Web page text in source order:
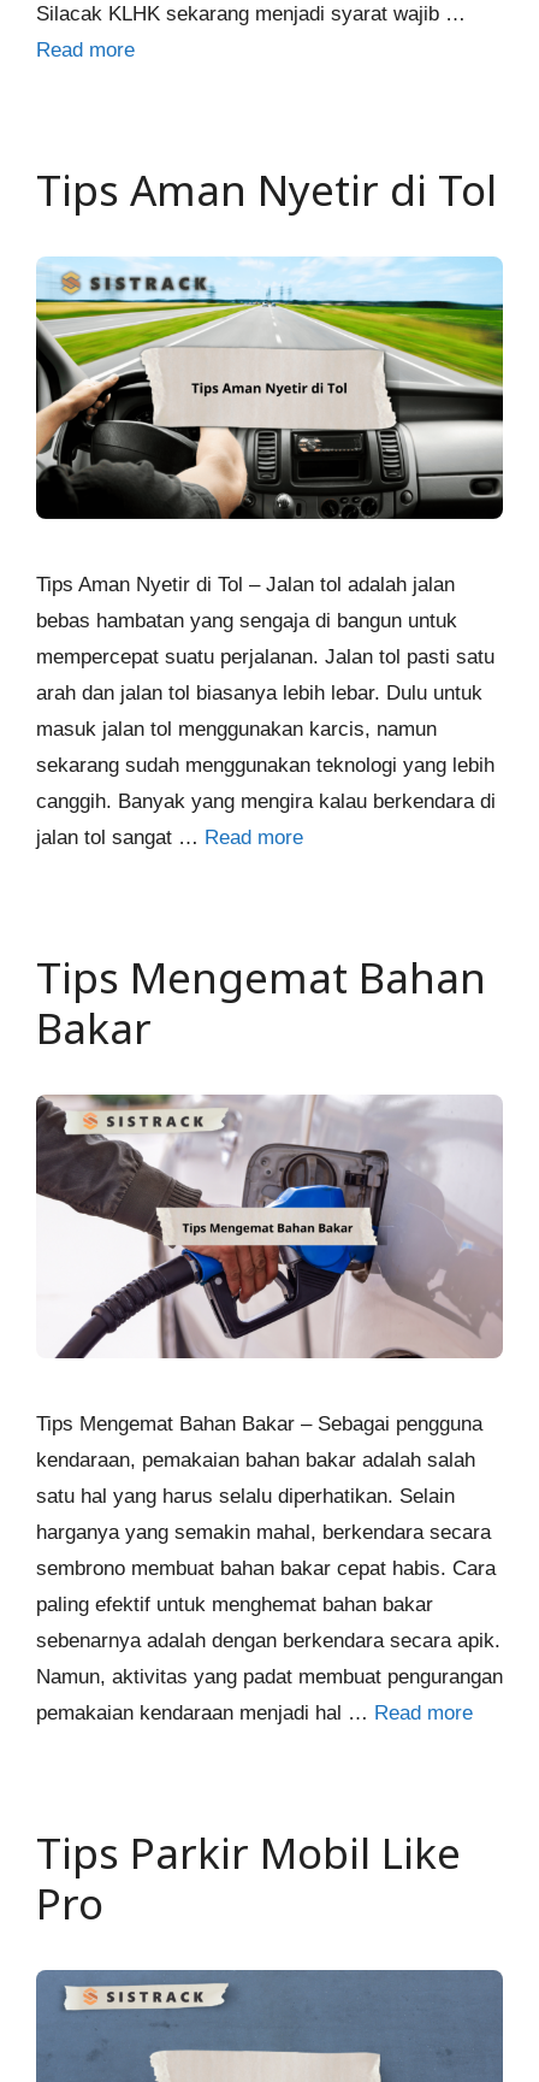
Silacak KLHK sekarang menjadi syarat wajib …
Read more
Tips Aman Nyetir di Tol
Tips Aman Nyetir di Tol – Jalan tol adalah jalan
bebas hambatan yang sengaja di bangun untuk
mempercepat suatu perjalanan. Jalan tol pasti satu
arah dan jalan tol biasanya lebih lebar. Dulu untuk
masuk jalan tol menggunakan karcis, namun
sekarang sudah menggunakan teknologi yang lebih
canggih. Banyak yang mengira kalau berkendara di
jalan tol sangat … Read more
Tips Mengemat Bahan
Bakar
Tips Mengemat Bahan Bakar – Sebagai pengguna
kendaraan, pemakaian bahan bakar adalah salah
satu hal yang harus selalu diperhatikan. Selain
harganya yang semakin mahal, berkendara secara
sembrono membuat bahan bakar cepat habis. Cara
paling efektif untuk menghemat bahan bakar
sebenarnya adalah dengan berkendara secara apik.
Namun, aktivitas yang padat membuat pengurangan
pemakaian kendaraan menjadi hal … Read more
Tips Parkir Mobil Like
Pro